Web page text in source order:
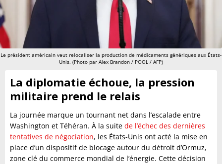
Le président américain veut relocaliser la production de médicaments génériques aux États-
Unis. (Photo par Alex Brandon / POOL / AFP)
La diplomatie échoue, la pression
militaire prend le relais
La journée marque un tournant net dans l’escalade entre
Washington et Téhéran. À la suite de l’échec des dernières
tentatives de négociation, les États-Unis ont acté la mise en
place d’un dispositif de blocage autour du détroit d’Ormuz,
zone clé du commerce mondial de l’énergie. Cette décision